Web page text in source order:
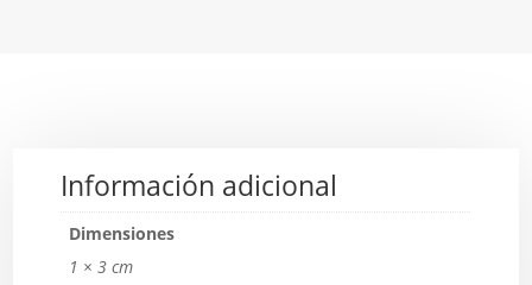
Información adicional
Dimensiones
1 × 3 cm